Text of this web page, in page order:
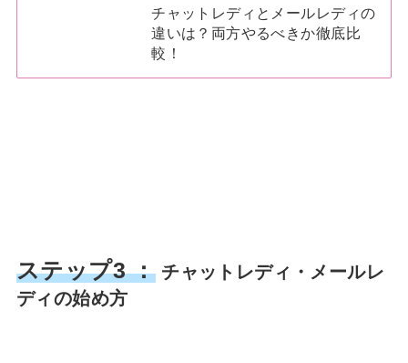
チャットレディとメールレディの
違いは？両方やるべきか徹底比
較！
ステップ3 ：チャットレディ・メールレ
ディの始め方